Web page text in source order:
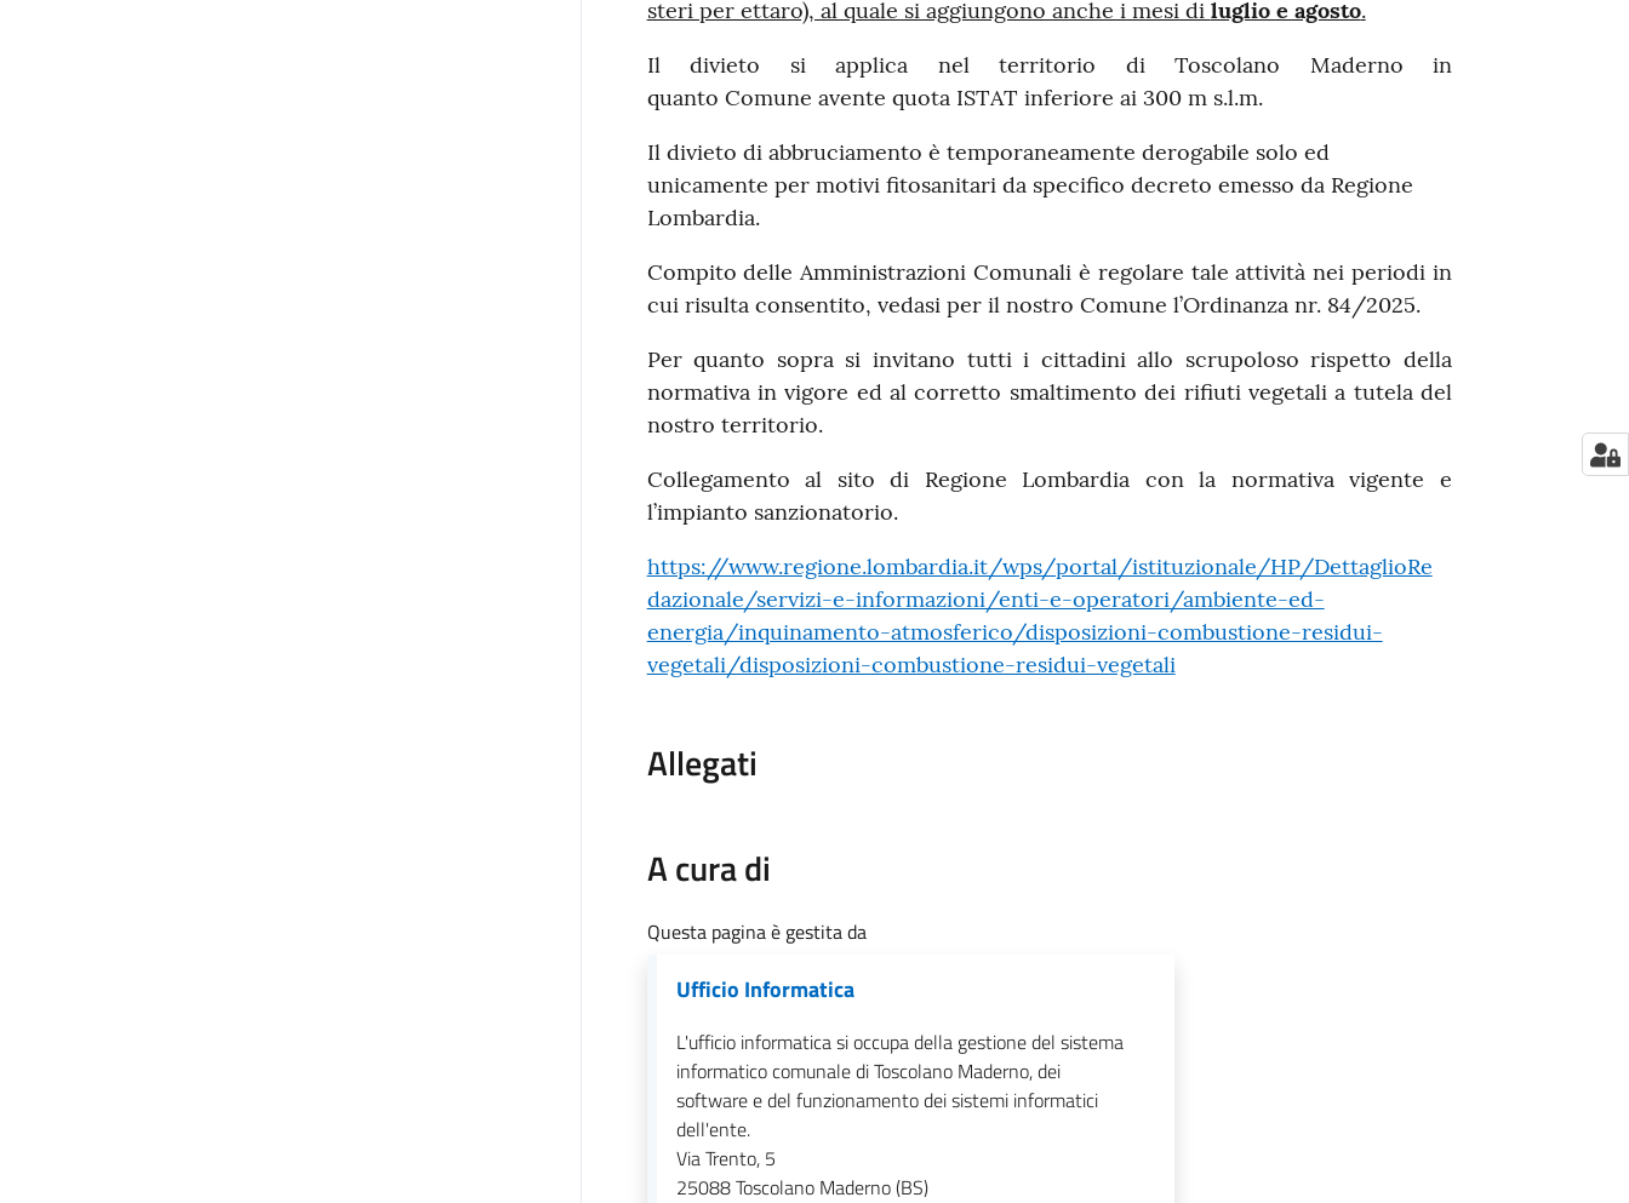
steri per ettaro), al quale si aggiungono anche i mesi di luglio e agosto.
Il divieto si applica nel territorio di Toscolano Maderno in
quanto Comune avente quota ISTAT inferiore ai 300 m s.l.m.
Il divieto di abbruciamento è temporaneamente derogabile solo ed
unicamente per motivi fitosanitari da specifico decreto emesso da Regione
Lombardia.
Compito delle Amministrazioni Comunali è regolare tale attività nei periodi in
cui risulta consentito, vedasi per il nostro Comune l’Ordinanza nr. 84/2025.
Per quanto sopra si invitano tutti i cittadini allo scrupoloso rispetto della
normativa in vigore ed al corretto smaltimento dei rifiuti vegetali a tutela del
nostro territorio.
Collegamento al sito di Regione Lombardia con la normativa vigente e
l’impianto sanzionatorio.
https://www.regione.lombardia.it/wps/portal/istituzionale/HP/DettaglioRe
dazionale/servizi-e-informazioni/enti-e-operatori/ambiente-ed-
energia/inquinamento-atmosferico/disposizioni-combustione-residui-
vegetali/disposizioni-combustione-residui-vegetali
Allegati
A cura di
Questa pagina è gestita da
Ufficio Informatica
L'ufficio informatica si occupa della gestione del sistema
informatico comunale di Toscolano Maderno, dei
software e del funzionamento dei sistemi informatici
dell'ente.
Via Trento, 5
25088Toscolano Maderno (BS)